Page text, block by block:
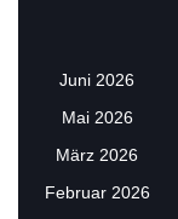
Juni 2026
Mai 2026
März 2026
Februar 2026